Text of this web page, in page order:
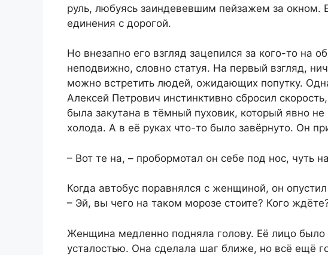
руль, любуясь заиндевевшим пейзажем за окном.
единения с дорогой.
Но внезапно его взгляд зацепился за кого-то на
неподвижно, словно статуя. На первый взгляд,
можно встретить людей, ожидающих попутку.
Алексей Петрович инстинктивно сбросил
была закутана в тёмный пуховик, который явно
холода. А в её руках что-то было завёрнуто. Он
– Вот те на, – пробормотал он себе под нос, чуть
Когда автобус поравнялся с женщиной, он
– Эй, вы чего на таком морозе стоите? Кого
Женщина медленно подняла голову. Её лицо было
усталостью. Она сделала шаг ближе, но всё ещё